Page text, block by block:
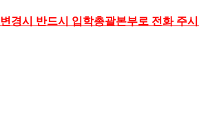
경시 반드시 입학총괄본부로 전화 주